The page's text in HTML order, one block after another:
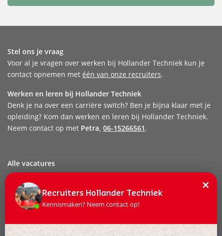
Stel ons je vraag
Voor al je vragen over werken bij Hollander Techniek kun je
contact opnemen met één van onze recruiters.
Werken en leren bij Hollander Techniek
Denk je na over een carrière switch? Ben je bijna klaar met je
opleiding? Kom dan werken en leren bij Hollander Techniek.
Neem contact op met Petra, 06-15266561.
Alle vacatures
Dit zijn wij
Onze mensen
Werken & leren
Stage & afstuderen
×
Recruiters Hollander Techniek
Kennismaken? Neem contact op!